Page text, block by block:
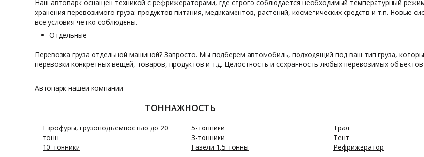
Наш автопарк оснащен техникой с рефрижераторами, где строго соблюдается необходимый температурный
хранения перевозимого груза: продуктов питания, медикаментов, растений, косметических средств и т.п. Новые
все условия четко соблюдены.
Отдельные
Перевозка груза отдельной машиной? Запросто. Мы подберем автомобиль, подходящий под ваш тип груза,
перевозки конкретных вещей, товаров, продуктов и т.д. Целостность и сохранность любых перевозимых объектов
Автопарк нашей компании
ТОННАЖНОСТЬ
Еврофуры, грузоподъёмностью до 20
тонн
10-тонники
5-тонники
3-тонники
Газели 1,5 тонны
Трал
Тент
Рефрижератор